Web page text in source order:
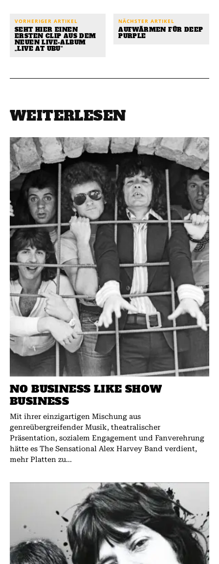
VORHERIGER ARTIKEL
SEHT HIER EINEN
ERSTEN CLIP AUS DEM
NEUEN LIVE-ALBUM
„LIVE AT UBU“
NÄCHSTER ARTIKEL
AUFWÄRMEN FÜR DEEP
PURPLE
WEITERLESEN
NO BUSINESS LIKE SHOW
BUSINESS
Mit ihrer einzigartigen Mischung aus
genreübergreifender Musik, theatralischer
Präsentation, sozialem Engagement und Fanverehrung
hätte es The Sensational Alex Harvey Band verdient,
mehr Platten zu...